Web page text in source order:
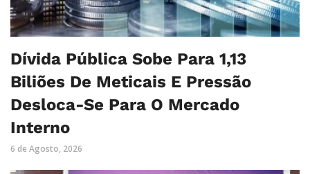
Dívida Pública Sobe Para 1,13
Biliões De Meticais E Pressão
Desloca-Se Para O Mercado
Interno
6 de Agosto, 2026